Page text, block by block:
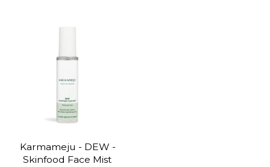
Karmameju - DEW -
Skinfood Face Mist